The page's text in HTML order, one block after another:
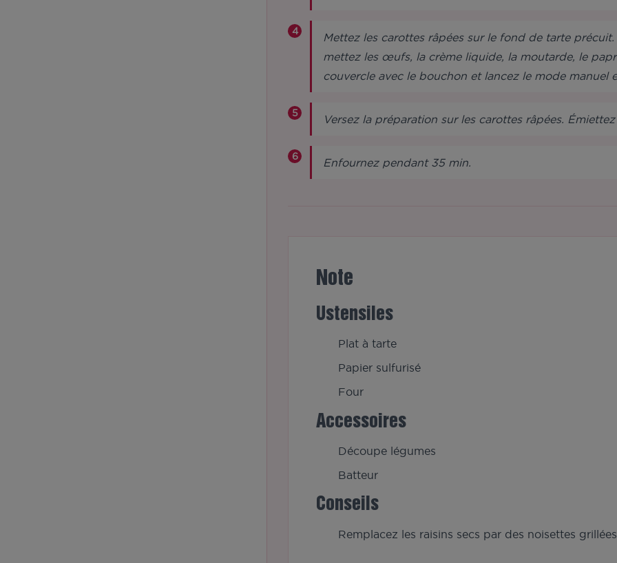
Mettez les carottes râpées sur le fond de tarte
mettez les œufs, la crème liquide, la moutarde, le
couvercle avec le bouchon et lancez le mode manuel
Versez la préparation sur les carottes râpées.
Enfournez pendant 35 min.
Note
Ustensiles
Plat à tarte
Papier sulfurisé
Four
Accessoires
Découpe légumes
Batteur
Conseils
Remplacez les raisins secs par des noisettes